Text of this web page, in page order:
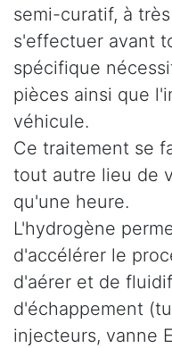
semi-curatif, à
s'effectuer avant
spécifique
pièces ainsi que
véhicule.
Ce traitement se
tout autre lieu de
qu'une heure.
L'hydrogène
d'accélérer le
d'aérer et de
d'échappement
injecteurs, vanne